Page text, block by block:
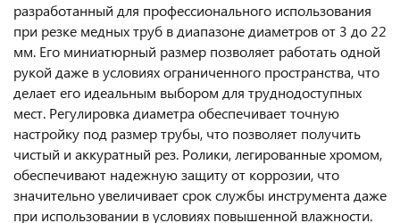
разработанный для профессионального использования
при резке медных труб в диапазоне диаметров от 3 до 22
мм. Его миниатюрный размер позволяет работать одной
рукой даже в условиях ограниченного пространства, что
делает его идеальным выбором для труднодоступных
мест. Регулировка диаметра обеспечивает точную
настройку под размер трубы, что позволяет получить
чистый и аккуратный рез. Ролики, легированные хромом,
обеспечивают надежную защиту от коррозии, что
значительно увеличивает срок службы инструмента даже
при использовании в условиях повышенной влажности.